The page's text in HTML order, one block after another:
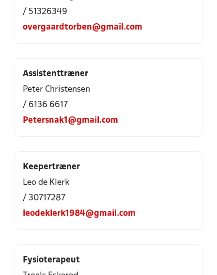
/ 51326349
overgaardtorben@gmail.com
Assistenttræner
Peter Christensen
/ 6136 6617
Petersnak1@gmail.com
Keepertræner
Leo de Klerk
/ 30717287
leodeklerk1984@gmail.com
Fysioterapeut